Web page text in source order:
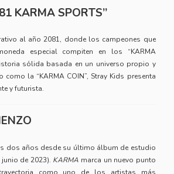
KARMA SPORTS”
al año 2081, donde los campeones que
especial compiten en los “KARMA
sólida basada en un universo propio y
la “KARMA COIN”, Stray Kids presenta
y futurista.
dos años desde su último álbum de estudio
junio de 2023). KARMA marca un nuevo punto